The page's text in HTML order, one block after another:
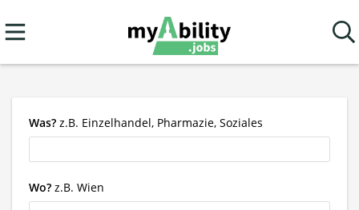
Was? z.B. Einzelhandel, Pharmazie, Soziales
Wo? z.B. Wien